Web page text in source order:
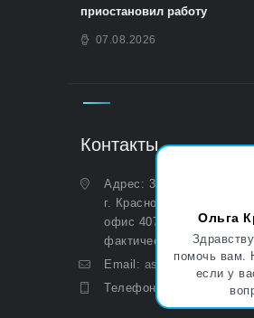
Ольга
помочь вам.
если у
приостановил работу
07.08.2026
Контакты
Адрес: 350051,
г. Краснодар, ул.
офис 407 (Юридический
фактический)
Email: asp@aoasp.ru
Телефон:
+7 (499) 380-